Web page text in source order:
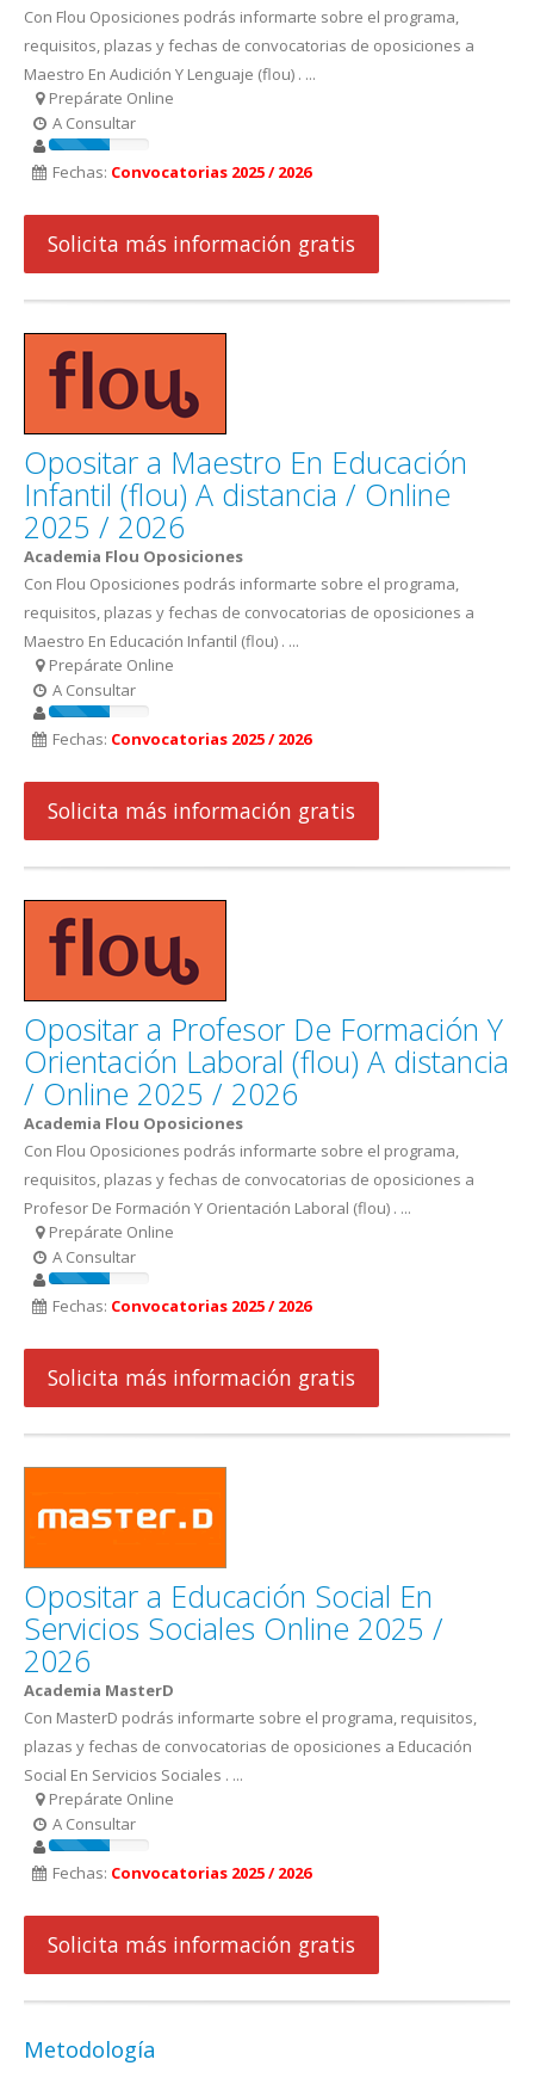
Con Flou Oposiciones podrás informarte sobre el programa,
requisitos, plazas y fechas de convocatorias de oposiciones a
Maestro En Audición Y Lenguaje (flou) . ...
Prepárate Online
A Consultar
Fechas: Convocatorias 2025 / 2026
Solicita más información gratis
Opositar a Maestro En Educación
Infantil (flou) A distancia / Online
2025 / 2026
Academia Flou Oposiciones
Con Flou Oposiciones podrás informarte sobre el programa,
requisitos, plazas y fechas de convocatorias de oposiciones a
Maestro En Educación Infantil (flou) . ...
Prepárate Online
A Consultar
Fechas: Convocatorias 2025 / 2026
Solicita más información gratis
Opositar a Profesor De Formación Y
Orientación Laboral (flou) A distancia
/ Online 2025 / 2026
Academia Flou Oposiciones
Con Flou Oposiciones podrás informarte sobre el programa,
requisitos, plazas y fechas de convocatorias de oposiciones a
Profesor De Formación Y Orientación Laboral (flou) . ...
Prepárate Online
A Consultar
Fechas: Convocatorias 2025 / 2026
Solicita más información gratis
Opositar a Educación Social En
Servicios Sociales Online 2025 /
2026
Academia MasterD
Con MasterD podrás informarte sobre el programa, requisitos,
plazas y fechas de convocatorias de oposiciones a Educación
Social En Servicios Sociales . ...
Prepárate Online
A Consultar
Fechas: Convocatorias 2025 / 2026
Solicita más información gratis
Metodología